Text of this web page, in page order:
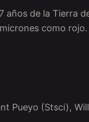
años de la Tierra
como rojo.
Pueyo (Stsci),